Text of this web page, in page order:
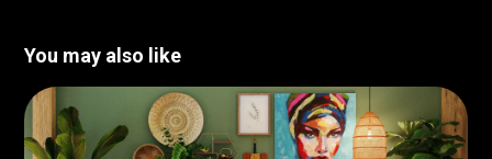
You may also like